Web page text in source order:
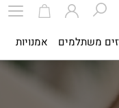
משתלמים אמנויות